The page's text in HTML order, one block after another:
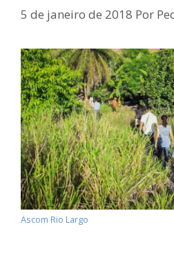
5 de janeiro de 2018 Por
Ascom Rio Largo